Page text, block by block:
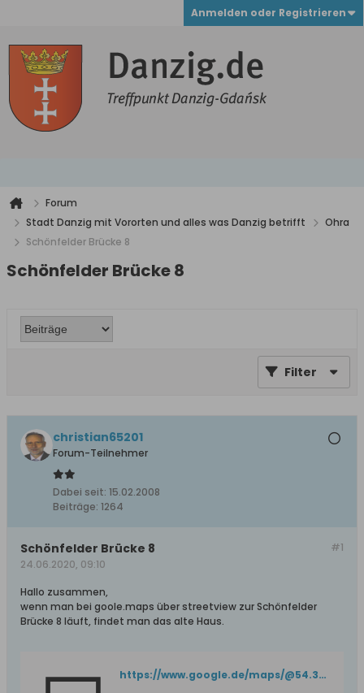
Anmelden oder Registrieren
Forum
Stadt Danzig mit Vororten und alles was Danzig betrifft
Ohra
Schönfelder Brücke 8
Schönfelder Brücke 8
Filter
christian65201
Forum-Teilnehmer
Dabei seit: 15.02.2008
Beiträge: 1264
#1
Schönfelder Brücke 8
24.06.2020, 09:10
Hallo zusammen,
wenn man bei goole.maps über streetview zur Schönfelder
Brücke 8 läuft, findet man das alte Haus.
https://www.google.de/maps/@54.330234,18.6313105,3a,15y,343.41h,105.2t/data=!3m6!1e1!3m4!1sRRlvyVe6YySWJ-ONjx_RWg!2e0!7i16384!8i8192